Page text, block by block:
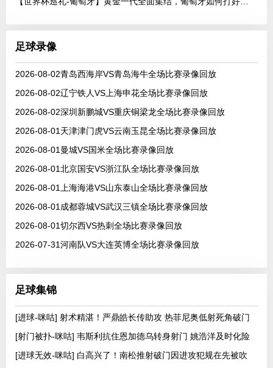
足球录像
2026-08-02青岛西海岸VS青岛海牛全场比赛录像回放
2026-08-02辽宁铁人VS上海申花全场比赛录像回放
2026-08-02深圳新鹏城VS重庆铜梁龙全场比赛录像回放
2026-08-01天津津门虎VS云南玉昆全场比赛录像回放
2026-08-01曼城VS国米全场比赛录像回放
2026-08-01北京国安VS浙江队全场比赛录像回放
2026-08-01上海海港VS山东泰山全场比赛录像回放
2026-08-01成都蓉城VS武汉三镇全场比赛录像回放
2026-08-01切尔西VS热刺全场比赛录像回放
2026-07-31河南队VS大连英博全场比赛录像回放
足球集锦
[进球-咪咕] 射术精湛！严鼎皓长传助攻 热菲尼奥低射死角破门
[射门被扑-咪咕] 韦斯利抗住恩加德乌转身射门 姚浩洋及时化险
[进球无效-咪咕] 白高兴了！南松推射破门因进攻犯规在先被吹